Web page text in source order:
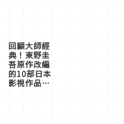
店3分即達
回顧大師經
典！東野圭
吾原作改編
的10部日本
影視作品推